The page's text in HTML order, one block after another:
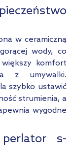
w ceramiczną
wody, co
większy komfort
z umywalki.
szybko ustawić
strumienia, a
wygodne
s-